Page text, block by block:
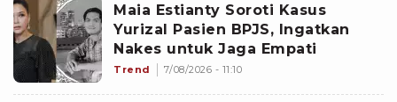
Maia Estianty Soroti Kasus
Yurizal Pasien BPJS, Ingatkan
Nakes untuk Jaga Empati
Trend 7/08/2026 - 11:10